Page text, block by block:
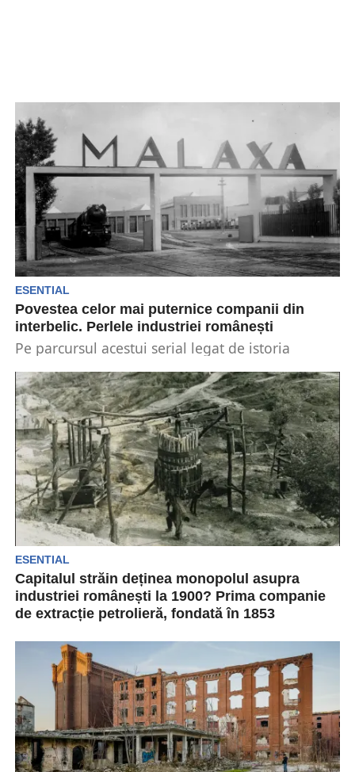
ESENTIAL
Povestea celor mai puternice companii din
interbelic. Perlele industriei românești
Pe parcursul acestui serial legat de istoria
am trecut...
ESENTIAL
Capitalul străin deținea monopolul asupra
industriei românești la 1900? Prima companie
de extracție petrolieră, fondată în 1853
abia din a doua jumătate a secolului XIX. Până...